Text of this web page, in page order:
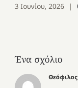
3 Ιουνίου, 2026 |
Ένα σχόλιο
Θεόφιλος